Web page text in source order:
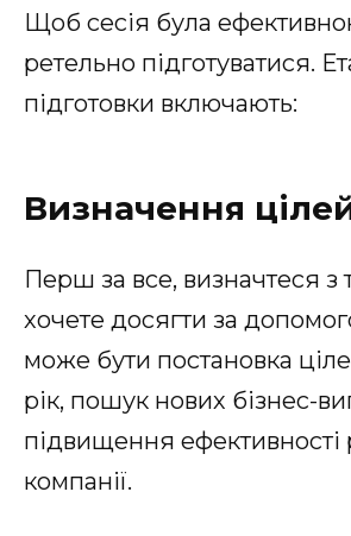
Щоб сесія була
ретельно підготуватися.
підготовки включають:
Визначення
Перш за все, визначтеся з
хочете досягти за
може бути постановка
рік, пошук нових бізнес-
підвищення ефективності
компанії.